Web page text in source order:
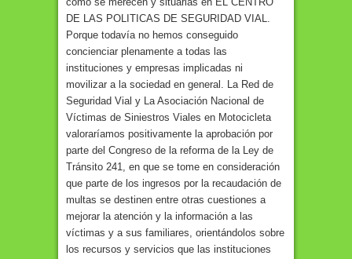
DE LAS POLITICAS DE SEGURIDAD VIAL.
Porque todavía no hemos conseguido
concienciar plenamente a todas las
instituciones y empresas implicadas ni
movilizar a la sociedad en general. La Red de
Seguridad Vial y La Asociación Nacional de
Víctimas de Siniestros Viales en Motocicleta
valoraríamos positivamente la aprobación por
parte del Congreso de la reforma de la Ley de
Tránsito 241, en que se tome en consideración
que parte de los ingresos por la recaudación de
multas se destinen entre otras cuestiones a
mejorar la atención y la información a las
víctimas y a sus familiares, orientándolos sobre
los recursos y servicios que las instituciones